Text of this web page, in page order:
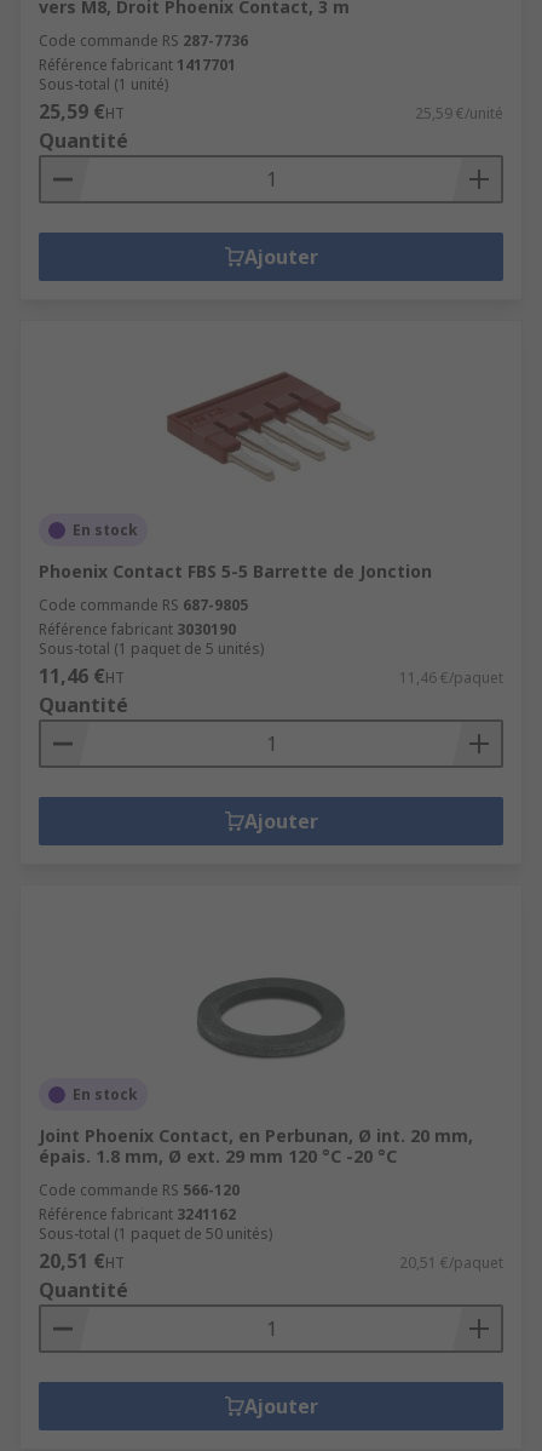
vers M8, Droit Phoenix Contact, 3 m
Code commande RS 287-7736
Référence fabricant 1417701
Sous-total (1 unité)
25,59 €HT 25,59 €/unité
Quantité
Ajouter
En stock
Phoenix Contact FBS 5-5 Barrette de Jonction
Code commande RS 687-9805
Référence fabricant 3030190
Sous-total (1 paquet de 5 unités)
11,46 €HT 11,46 €/paquet
Quantité
Ajouter
En stock
Joint Phoenix Contact, en Perbunan, Ø int. 20 mm,
épais. 1.8 mm, Ø ext. 29 mm 120 °C -20 °C
Code commande RS 566-120
Référence fabricant 3241162
Sous-total (1 paquet de 50 unités)
20,51 €HT 20,51 €/paquet
Quantité
Ajouter